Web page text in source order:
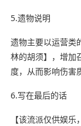
5.遗物说明
遗物主要以运营类
林的胡须】，增加
度，从而影响伤害
6.写在最后的话
【该流派仅供娱